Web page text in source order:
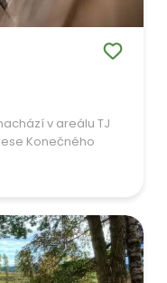
v areálu TJ
Konečného